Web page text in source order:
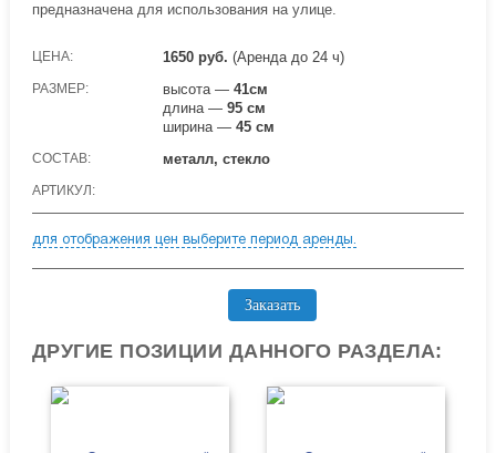
предназначена для использования на улице.
ЦЕНА: 1650 руб. (Аренда до 24 ч)
РАЗМЕР: высота —41см
длина —95 см
ширина —45 см
СОСТАВ: металл, стекло
АРТИКУЛ:
для отображения цен выберите период аренды.
Заказать
ДРУГИЕ ПОЗИЦИИ ДАННОГО РАЗДЕЛА: